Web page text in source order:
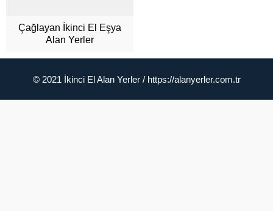
Çağlayan İkinci El Eşya
Alan Yerler
© 2021 İkinci El Alan Yerler / https://alanyerler.com.tr